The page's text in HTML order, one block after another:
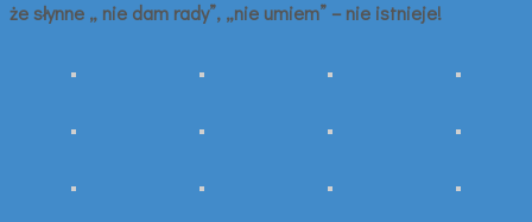
że słynne „ nie dam rady”, „nie umiem” – nie istnieje!